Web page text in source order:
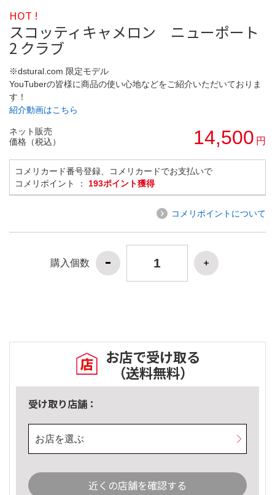
HOT !
スコッティキャメロン ニューポート
2 クラブ
※dstural.com 限定モデル
YouTuberの皆様に商品の使い心地などをご紹介いただいておりま
す！
紹介動画はこちら
ネット販売
価格（税込）
14,500 円
コメリカード番号登録、コメリカードでお支払いで
コメリポイント ： 193ポイント獲得
コメリポイントについて
購入個数
お店で受け取る
（送料無料）
受け取り店舗：
お店を選ぶ
近くの店舗を確認する